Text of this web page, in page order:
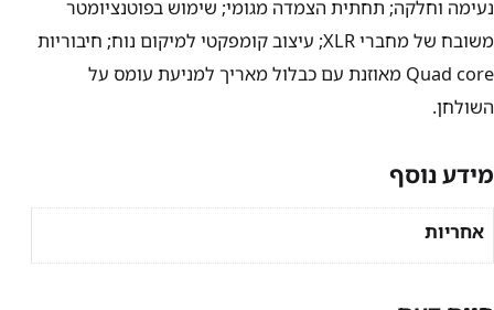
נעימה וחלקה; תחתית הצמדה מגומי; שימוש בפוטנציומטר
משובח של מחברי XLR; עיצוב קומפקטי למיקום נוח; חיבוריות
Quad core מאוזנת עם כבלול מאריך למניעת עומס על
השולחן.
מידע נוסף
אחריות